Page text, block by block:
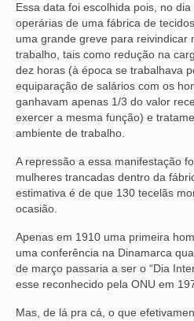
Essa data foi escolhida pois, no
operárias de uma fábrica de
uma grande greve para reivindicar
trabalho, tais como redução na
dez horas (à época se trabalhava
equiparação de salários com os
ganhavam apenas 1/3 do valor
exercer a mesma função) e
ambiente de trabalho.
A repressão a essa manifestação
mulheres trancadas dentro da
estimativa é de que 130 tecelãs
ocasião.
Apenas em 1910 uma primeira
uma conferência na Dinamarca
de março passaria a ser o “Dia
esse reconhecido pela ONU em
Mas, de lá pra cá, o que